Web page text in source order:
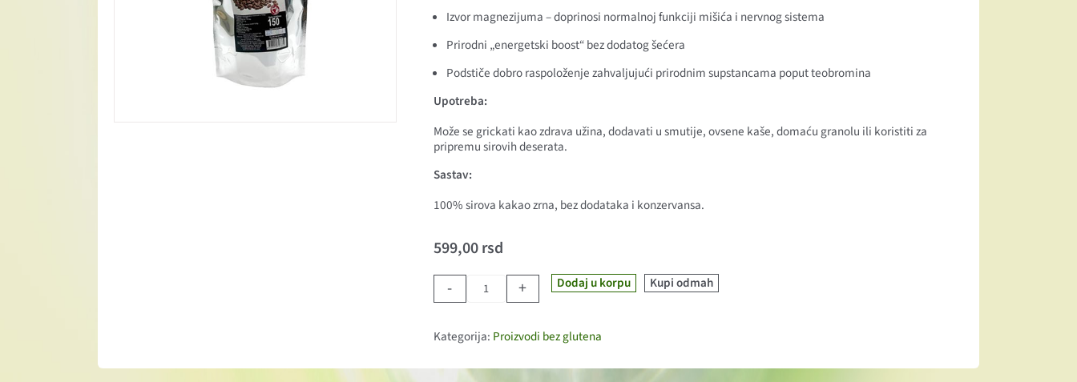
Izvor magnezijuma – doprinosi normalnoj funkciji mišića i nervnog sistema
Prirodni „energetski boost“ bez dodatog šećera
Podstiče dobro raspoloženje zahvaljujući prirodnim supstancama poput teobromina
Upotreba:
Može se grickati kao zdrava užina, dodavati u smutije, ovsene kaše, domaću granolu ili koristiti za
pripremu sirovih deserata.
Sastav:
100% sirova kakao zrna, bez dodataka i konzervansa.
599,00rsd
KAKAO U ZRNU količina
- + Dodaj u korpu Kupi odmah
Kategorija: Proizvodi bez glutena